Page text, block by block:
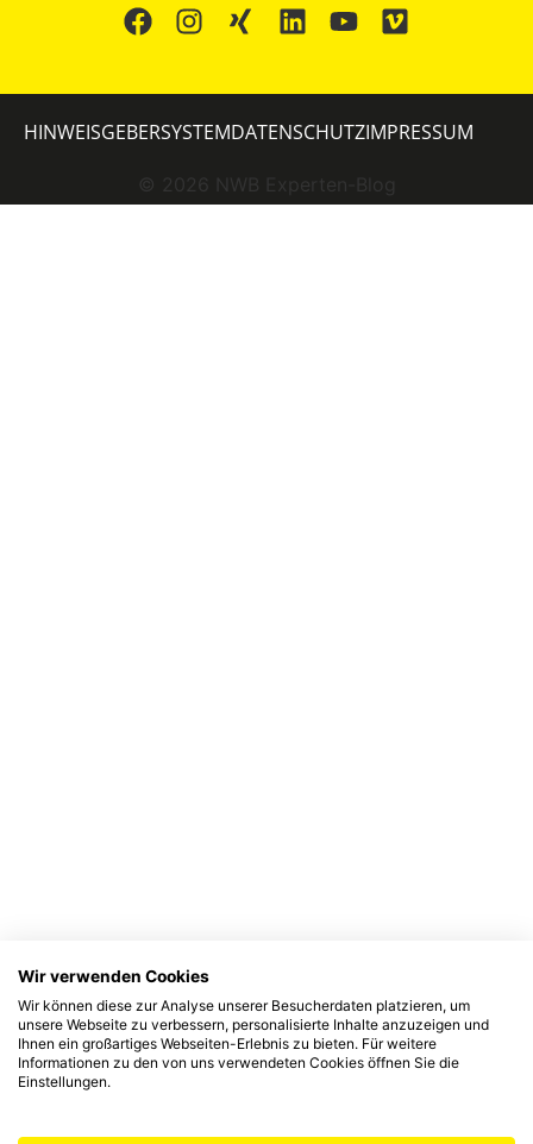
© 2026 NWB Experten-Blog
HINWEISGEBERSYSTEMDATENSCHUTZIMPRESSUM
Wir verwenden Cookies
Wir können diese zur Analyse unserer Besucherdaten platzieren, um
unsere Webseite zu verbessern, personalisierte Inhalte anzuzeigen und
Ihnen ein großartiges Webseiten-Erlebnis zu bieten. Für weitere
Informationen zu den von uns verwendeten Cookies öffnen Sie die
Einstellungen.